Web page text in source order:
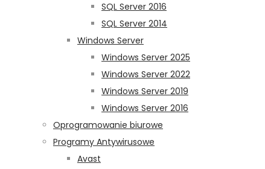
SQL Server 2016
SQL Server 2014
Windows Server
Windows Server 2025
Windows Server 2022
Windows Server 2019
Windows Server 2016
Oprogramowanie biurowe
Programy Antywirusowe
Avast